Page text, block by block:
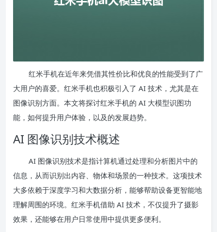
红米手机在近年来凭借其性价比和优良的性能受到了广
大用户的喜爱。红米手机也积极引入了 AI 技术，尤其是在
图像识别方面。本文将探讨红米手机的 AI 大模型识图功
能，如何提升用户体验，以及的发展趋势。
AI 图像识别技术概述
AI 图像识别技术是指计算机通过处理和分析图片中的
信息，从而识别出内容、物体和场景的一种技术。这项技术
大多依赖于深度学习和大数据分析，能够帮助设备更智能地
理解周围的环境。红米手机借助 AI 技术，不仅提升了摄影
效果，还能够在用户日常使用中提供更多便利。